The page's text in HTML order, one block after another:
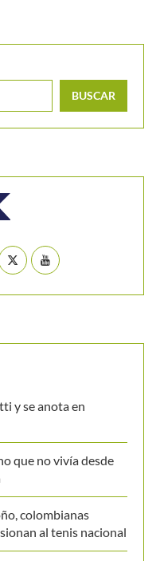
que no vivía desde
colombianas
al tenis nacional
pero se llevó el